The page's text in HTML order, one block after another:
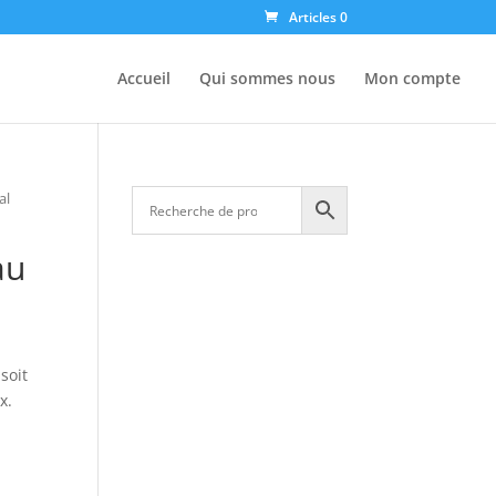
Articles 0
Accueil Qui sommes nous Mon compte